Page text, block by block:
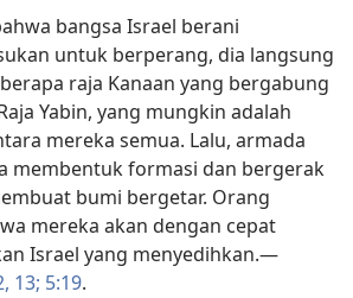
bangsa Israel berani
untuk berperang, dia langsung
raja Kanaan yang bergabung
Yabin, yang mungkin adalah
mereka semua. Lalu, armada
membentuk formasi dan bergerak
bumi bergetar. Orang
mereka akan dengan cepat
Israel yang menyedihkan.​—
13; 5:19.